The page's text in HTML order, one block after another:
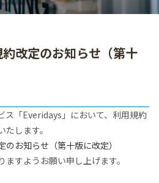
改定のお知らせ（第十
「Everidays」において、利用規約
します。
のお知らせ（第十版に改定）
すようお願い申し上げます。